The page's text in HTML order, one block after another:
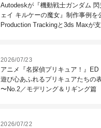
Autodeskが『機動戦士ガンダム 閃
ェイ キルケーの魔女』制作事例
Production Trackingと3ds Maxが
2026/07/23
アニメ『名探偵プリキュア！』ED
遊び心あふれるプリキュアたちの
〜No.2／モデリング＆リギング篇
2026/07/22